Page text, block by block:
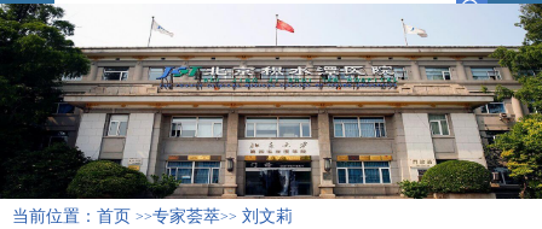
当前位置： 首页 >>专家荟萃>> 刘文莉